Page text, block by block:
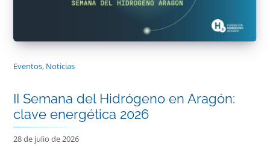
Eventos, Noticias
II Semana del Hidrógeno en Aragón:
clave energética 2026
28 de julio de 2026